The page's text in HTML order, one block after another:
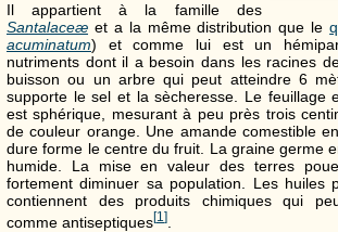
Il appartient à la famille des
Santalaceæ et a la même distribution que le
acuminatum) et comme lui est un
nutriments dont il a besoin dans les racines
buisson ou un arbre qui peut atteindre 6
supporte le sel et la sècheresse. Le feuillage
est sphérique, mesurant à peu près trois
de couleur orange. Une amande comestible
dure forme le centre du fruit. La graine germe
humide. La mise en valeur des terres
fortement diminuer sa population. Les huiles
contiennent des produits chimiques qui
comme antiseptiques[1]